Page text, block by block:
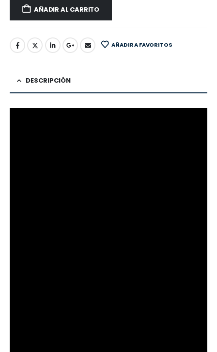
AÑADIR AL CARRITO
AÑADIR A FAVORITOS
DESCRIPCIÓN